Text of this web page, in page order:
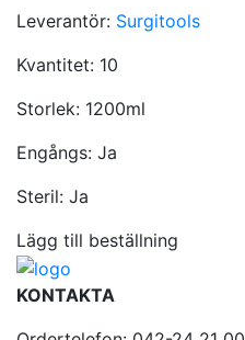
Leverantör: Surgitools
Kvantitet: 10
Storlek: 1200ml
Engångs: Ja
Steril: Ja
Lägg till beställning
KONTAKTA